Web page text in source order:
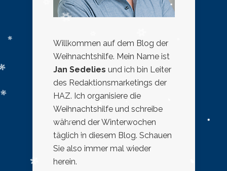
Willkommen auf dem Blog der
Weihnachtshilfe. Mein Name ist
Jan Sedelies und ich bin Leiter
des Redaktionsmarketings der
HAZ. Ich organisiere die
Weihnachtshilfe und schreibe
während der Winterwochen
täglich in diesem Blog. Schauen
Sie also immer mal wieder
herein.